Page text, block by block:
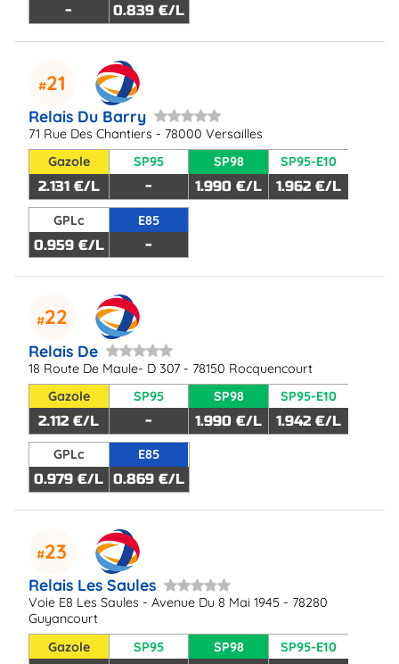
- 0.839 €/L
21
Relais Du Barry
71 Rue Des Chantiers - 78000 Versailles
Gazole
2.131 €/L
SP95
-
SP98
1.990 €/L
SP95-E10
1.962 €/L
GPLc
0.959 €/L
E85
-
22
Relais De
18 Route De Maule- D 307 - 78150 Rocquencourt
Gazole
2.112 €/L
SP95
-
SP98
1.990 €/L
SP95-E10
1.942 €/L
GPLc
0.979 €/L
E85
0.869 €/L
23
Relais Les Saules
Voie E8 Les Saules - Avenue Du 8 Mai 1945 - 78280
Guyancourt
Gazole
SP95 SP98 SP95-E10